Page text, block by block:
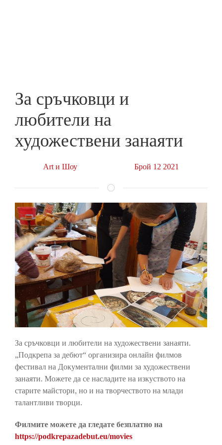
За сръчковци и
любители на
художествени занаяти
Art и Шоу Брой 12 2021
За сръчковци и любители на художествени занаяти.
„Подкрепа за дебют“ организира онлайн филмов
фестивал на Документални филми за художествени
занаяти. Можете да се насладите на изкуството на
старите майстори, но и на творчеството на млади
талантливи творци.
Филмите можете да гледате безплатно на
https://podkrepazadebut.eu/movies